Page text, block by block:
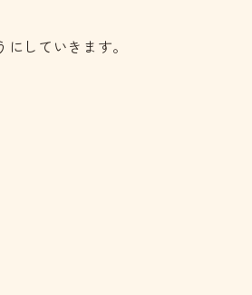
していきます。